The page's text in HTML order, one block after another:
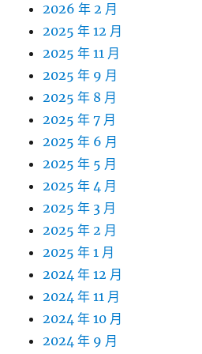
2026 年 2 月
2025 年 12 月
2025 年 11 月
2025 年 9 月
2025 年 8 月
2025 年 7 月
2025 年 6 月
2025 年 5 月
2025 年 4 月
2025 年 3 月
2025 年 2 月
2025 年 1 月
2024 年 12 月
2024 年 11 月
2024 年 10 月
2024 年 9 月